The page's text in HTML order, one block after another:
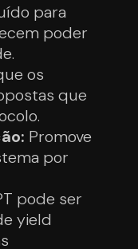
para
poder
os
que
Promove
por
pode ser
yield